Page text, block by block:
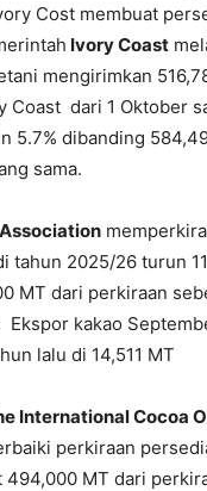
Cost membuat
Ivory Coast
mengirimkan
Coast dari 1 Oktober
5.7% dibanding
sama.
tahun 2025/26 turun
MT dari perkiraan
Ekspor kakao
lalu di 14,511 MT
International Cocoa
perkiraan
MT dari